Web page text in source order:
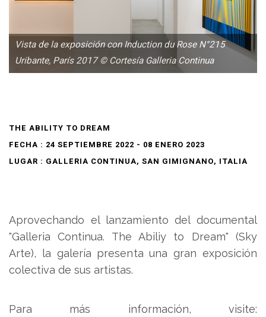
Spanish
Vista de la exposición con Induction du Rose N°215
Uribante, París 2017 © Cortesía Galleria Continua
THE ABILITY TO DREAM
FECHA : 24 SEPTIEMBRE 2022 - 08 ENERO 2023
LUGAR : GALLERIA CONTINUA, SAN GIMIGNANO, ITALIA
Aprovechando el lanzamiento del documental
"Galleria Continua. The Abiliy to Dream" (Sky
Arte), la galería presenta una gran exposición
colectiva de sus artistas.
Para más información, visite: